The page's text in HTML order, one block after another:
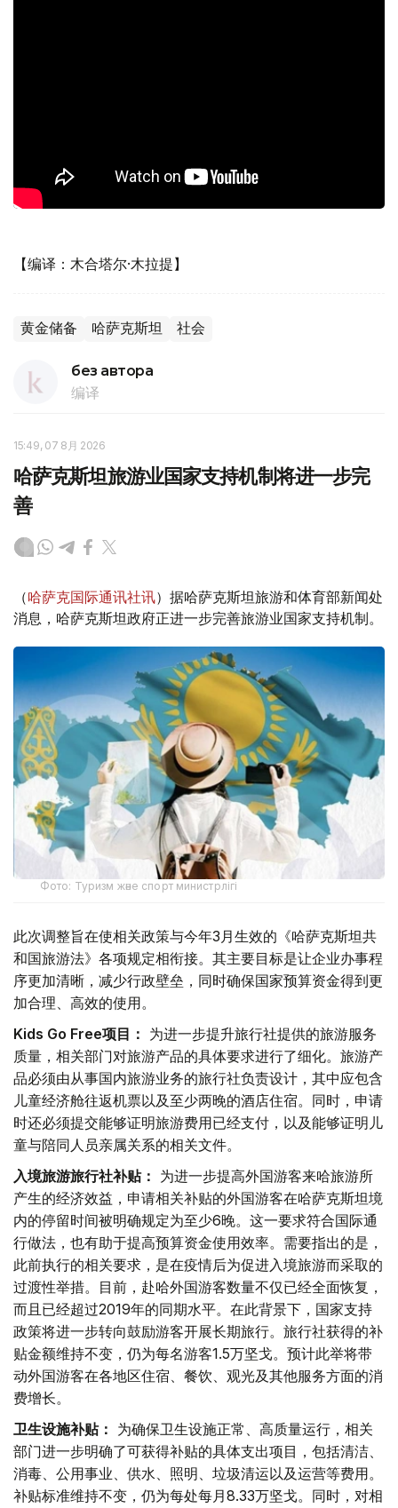
【编译：木合塔尔·木拉提】
黄金储备 哈萨克斯坦 社会
без автора
编译
15:49, 07 8月 2026
哈萨克斯坦旅游业国家支持机制将进一步完
善
（哈萨克国际通讯社讯）据哈萨克斯坦旅游和体育部新闻处
消息，哈萨克斯坦政府正进一步完善旅游业国家支持机制。
Фото: Туризм және спорт министрлігі
此次调整旨在使相关政策与今年3月生效的《哈萨克斯坦共
和国旅游法》各项规定相衔接。其主要目标是让企业办事程
序更加清晰，减少行政壁垒，同时确保国家预算资金得到更
加合理、高效的使用。
Kids Go Free项目： 为进一步提升旅行社提供的旅游服务
质量，相关部门对旅游产品的具体要求进行了细化。旅游产
品必须由从事国内旅游业务的旅行社负责设计，其中应包含
儿童经济舱往返机票以及至少两晚的酒店住宿。同时，申请
时还必须提交能够证明旅游费用已经支付，以及能够证明儿
童与陪同人员亲属关系的相关文件。
入境旅游旅行社补贴： 为进一步提高外国游客来哈旅游所
产生的经济效益，申请相关补贴的外国游客在哈萨克斯坦境
内的停留时间被明确规定为至少6晚。这一要求符合国际通
行做法，也有助于提高预算资金使用效率。需要指出的是，
此前执行的相关要求，是在疫情后为促进入境旅游而采取的
过渡性举措。目前，赴哈外国游客数量不仅已经全面恢复，
而且已经超过2019年的同期水平。在此背景下，国家支持
政策将进一步转向鼓励游客开展长期旅行。旅行社获得的补
贴金额维持不变，仍为每名游客1.5万坚戈。预计此举将带
动外国游客在各地区住宿、餐饮、观光及其他服务方面的消
费增长。
卫生设施补贴： 为确保卫生设施正常、高质量运行，相关
部门进一步明确了可获得补贴的具体支出项目，包括清洁、
消毒、公用事业、供水、照明、垃圾清运以及运营等费用。
补贴标准维持不变，仍为每处每月8.33万坚戈。同时，对相